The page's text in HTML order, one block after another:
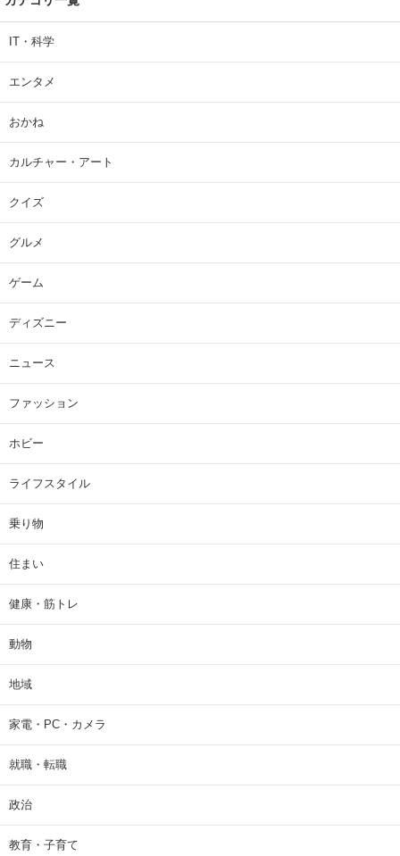
IT・科学
エンタメ
おかね
カルチャー・アート
クイズ
グルメ
ゲーム
ディズニー
ニュース
ファッション
ホビー
ライフスタイル
乗り物
住まい
健康・筋トレ
動物
地域
家電・PC・カメラ
就職・転職
政治
教育・子育て